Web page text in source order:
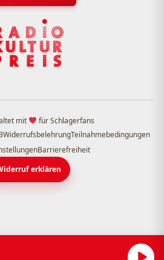
mit
für Schlagerfans
WiderrufsbelehrungTeilnahmebedingungen
Barrierefreiheit
erklären